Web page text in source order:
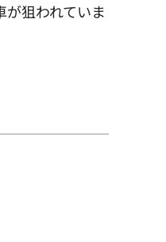
狙われていま